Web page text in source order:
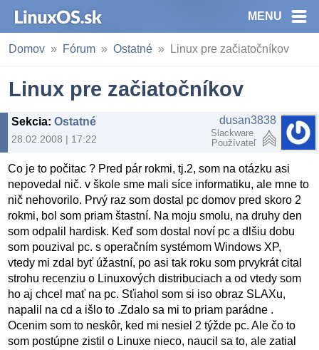
MENU
Domov Fórum Ostatné Linux pre začiatočníkov
Linux pre začiatočníkov
Sekcia: Ostatné
28.02.2008 | 17:22
dusan3838
Slackware
Používateľ
Co je to počitac ? Pred pár rokmi, tj.2, som na otázku asi
nepovedal nič. v škole sme mali síce informatiku, ale mne to
nič nehovorilo. Prvý raz som dostal pc domov pred skoro 2
rokmi, bol som priam štastní. Na moju smolu, na druhy den
som odpalil hardisk. Keď som dostal noví pc a dlšiu dobu
som pouzival pc. s operačním systémom Windows XP,
vtedy mi zdal byť úžastní, po asi tak roku som prvykrát cital
strohu recenziu o Linuxových distribuciach a od vtedy som
ho aj chcel mať na pc. Sťiahol som si iso obraz SLAXu,
napalil na cd a išlo to .Zdalo sa mi to priam parádne .
Ocenim som to neskôr, ked mi nesiel 2 týžde pc. Ale čo to
som postúpne zistil o Linuxe nieco, naucil sa to, ale zatial